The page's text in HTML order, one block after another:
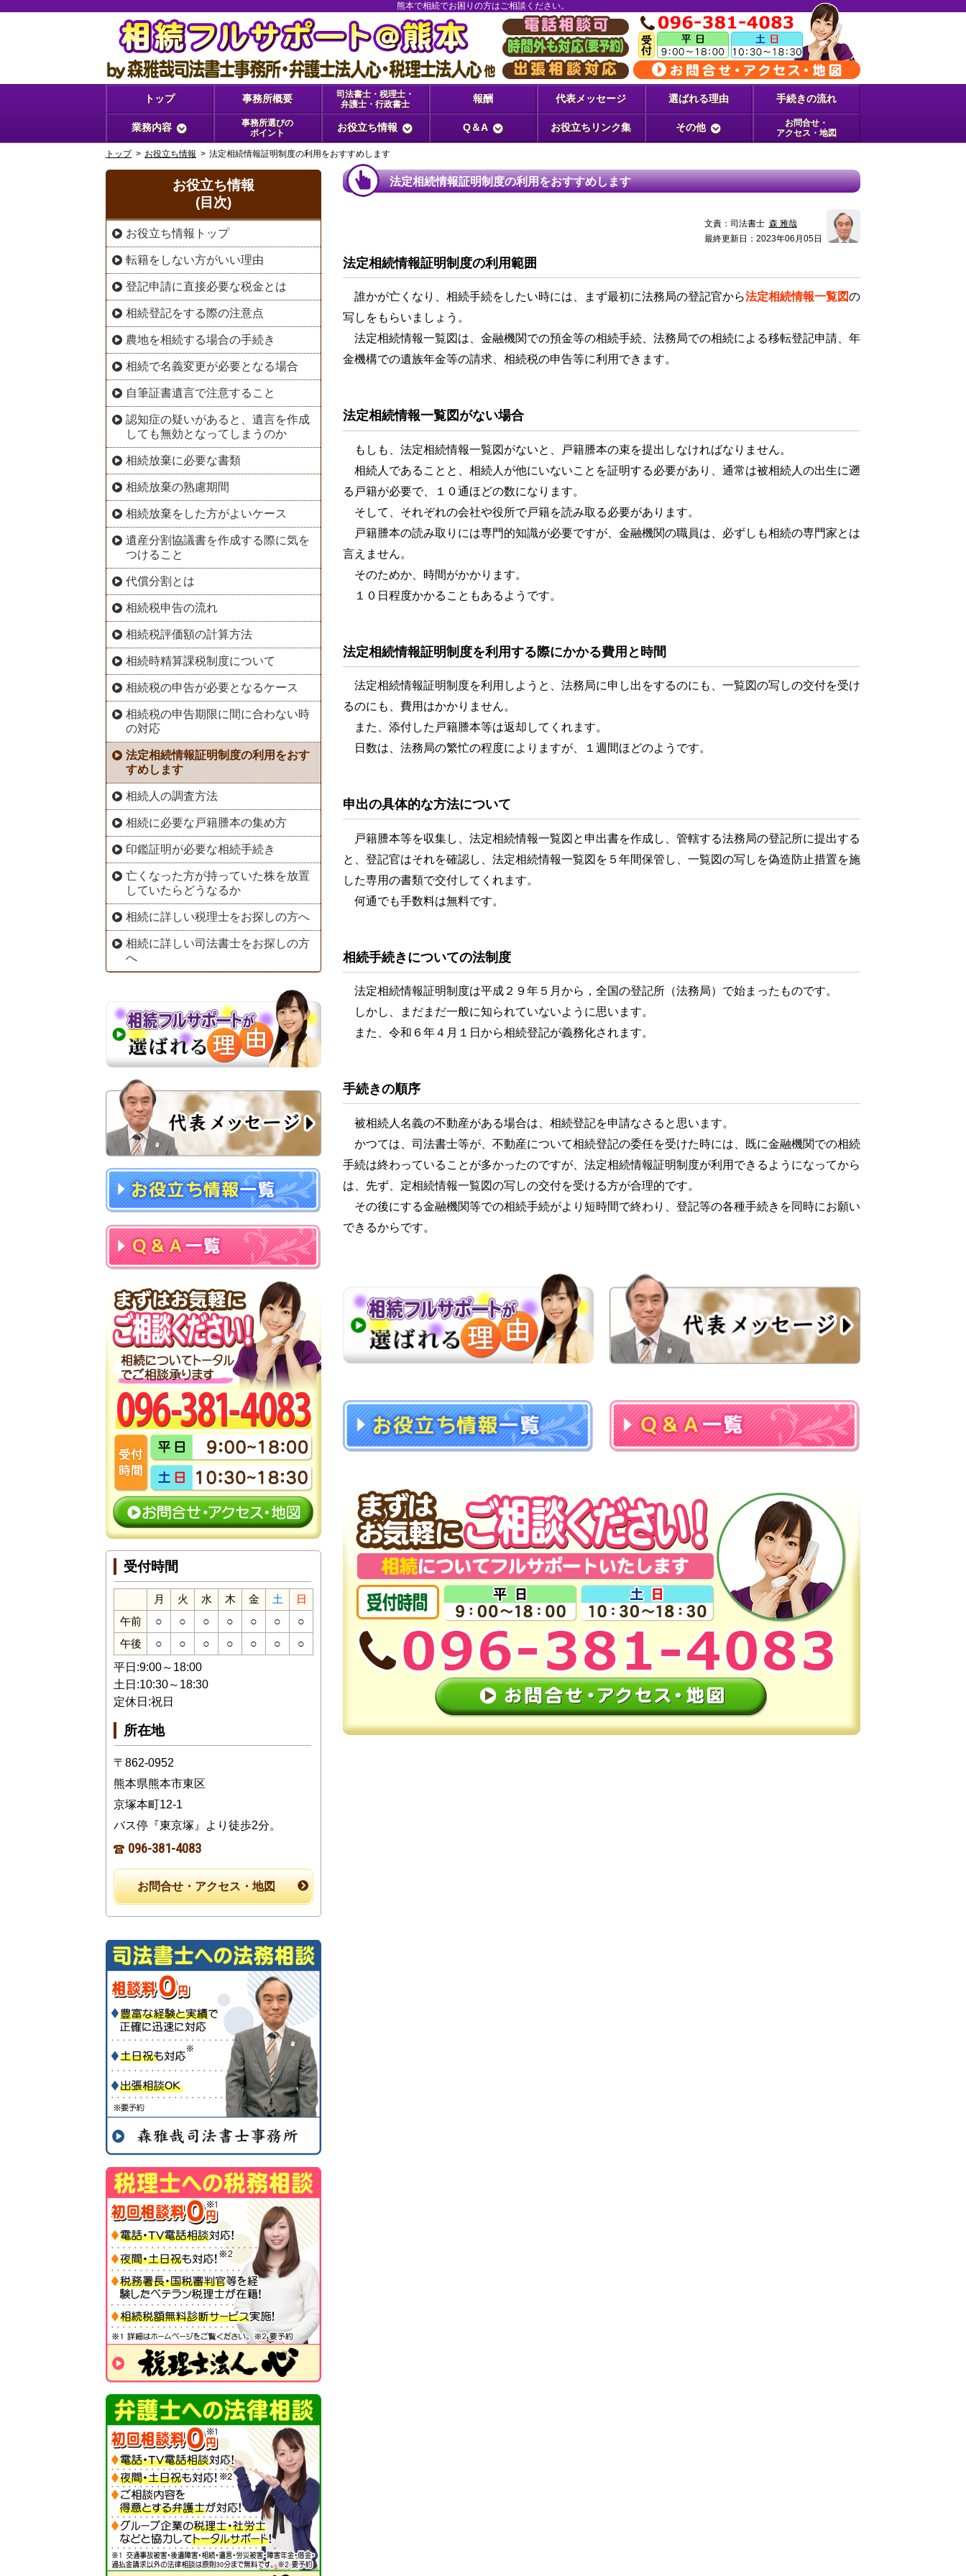
熊本で相続でお困りの方はご相談ください。
トップ 事務所概要
司法書士・税理士・
弁護士・行政書士
報酬 代表メッセージ 選ばれる理由 手続きの流れ
業務内容
事務所選びの
ポイント
お役立ち情報 Q＆A お役立ちリンク集 その他
お問合せ・
アクセス・地図
トップ お役立ち情報 法定相続情報証明制度の利用をおすすめします
法定相続情報証明制度の利用をおすすめします
文責： 司法書士 森 雅哉
最終更新日：2023年06月05日
法定相続情報証明制度の利用範囲
誰かが亡くなり、相続手続をしたい時には、まず最初に法務局の登記官から法定相続情報一覧図の
写しをもらいましょう。
法定相続情報一覧図は、金融機関での預金等の相続手続、法務局での相続による移転登記申請、年
金機構での遺族年金等の請求、相続税の申告等に利用できます。
法定相続情報一覧図がない場合
もしも、法定相続情報一覧図がないと、戸籍謄本の束を提出しなければなりません。
相続人であることと、相続人が他にいないことを証明する必要があり、通常は被相続人の出生に遡
る戸籍が必要で、１０通ほどの数になります。
そして、それぞれの会社や役所で戸籍を読み取る必要があります。
戸籍謄本の読み取りには専門的知識が必要ですが、金融機関の職員は、必ずしも相続の専門家とは
言えません。
そのためか、時間がかかります。
１０日程度かかることもあるようです。
法定相続情報証明制度を利用する際にかかる費用と時間
法定相続情報証明制度を利用しようと、法務局に申し出をするのにも、一覧図の写しの交付を受け
るのにも、費用はかかりません。
また、添付した戸籍謄本等は返却してくれます。
日数は、法務局の繁忙の程度によりますが、１週間ほどのようです。
申出の具体的な方法について
戸籍謄本等を収集し、法定相続情報一覧図と申出書を作成し、管轄する法務局の登記所に提出する
と、登記官はそれを確認し、法定相続情報一覧図を５年間保管し、一覧図の写しを偽造防止措置を施
した専用の書類で交付してくれます。
何通でも手数料は無料です。
相続手続きについての法制度
法定相続情報証明制度は平成２９年５月から，全国の登記所（法務局）で始まったものです。
しかし、まだまだ一般に知られていないように思います。
また、令和６年４月１日から相続登記が義務化されます。
手続きの順序
被相続人名義の不動産がある場合は、相続登記を申請なさると思います。
かつては、司法書士等が、不動産について相続登記の委任を受けた時には、既に金融機関での相続
手続は終わっていることが多かったのですが、法定相続情報証明制度が利用できるようになってから
は、先ず、定相続情報一覧図の写しの交付を受ける方が合理的です。
その後にする金融機関等での相続手続がより短時間で終わり、登記等の各種手続きを同時にお願い
できるからです。
お役立ち情報
(目次)
お役立ち情報トップ
転籍をしない方がいい理由
登記申請に直接必要な税金とは
相続登記をする際の注意点
農地を相続する場合の手続き
相続で名義変更が必要となる場合
自筆証書遺言で注意すること
認知症の疑いがあると、遺言を作成
しても無効となってしまうのか
相続放棄に必要な書類
相続放棄の熟慮期間
相続放棄をした方がよいケース
遺産分割協議書を作成する際に気を
つけること
代償分割とは
相続税申告の流れ
相続税評価額の計算方法
相続時精算課税制度について
相続税の申告が必要となるケース
相続税の申告期限に間に合わない時
の対応
法定相続情報証明制度の利用をおす
すめします
相続人の調査方法
相続に必要な戸籍謄本の集め方
印鑑証明が必要な相続手続き
亡くなった方が持っていた株を放置
していたらどうなるか
相続に詳しい税理士をお探しの方へ
相続に詳しい司法書士をお探しの方
へ
受付時間
月 火 水 木 金 土
日
午前
○ ○ ○ ○ ○ ○ ○
午後 ○ ○ ○ ○ ○ ○
○
平日:9:00～18:00
土日:10:30～18:30
定休日:祝日
所在地
〒862-0952
熊本県熊本市東区
京塚本町12-1
バス停『東京塚』より徒歩2分。
096-381-4083
お問合せ・アクセス・地図